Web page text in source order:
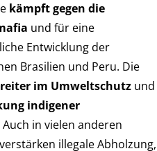
kämpft gegen die
und für eine
Entwicklung der
Brasilien und Peru. Die
im Umweltschutz und
indigener
in vielen anderen
illegale Abholzung,